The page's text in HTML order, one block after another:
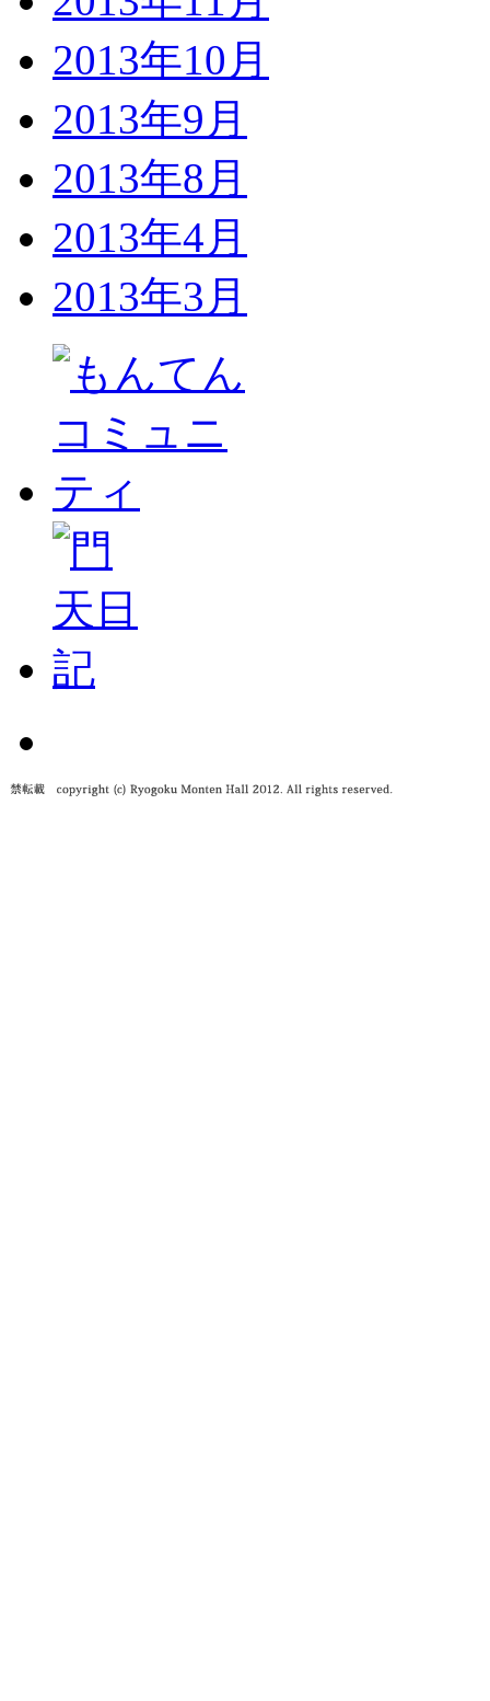
2013年10月
2013年9月
2013年8月
2013年4月
2013年3月